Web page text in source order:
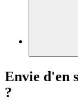
Envie d'en
?